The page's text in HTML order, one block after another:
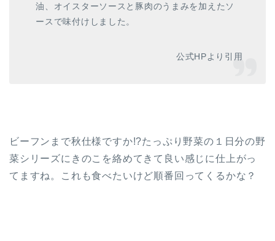
油、オイスターソースと豚肉のうまみを加えたソ
ースで味付けしました。
公式HPより引用
ビーフンまで秋仕様ですか!?たっぷり野菜の１日分の野
菜シリーズにきのこを絡めてきて良い感じに仕上がっ
てますね。これも食べたいけど順番回ってくるかな？